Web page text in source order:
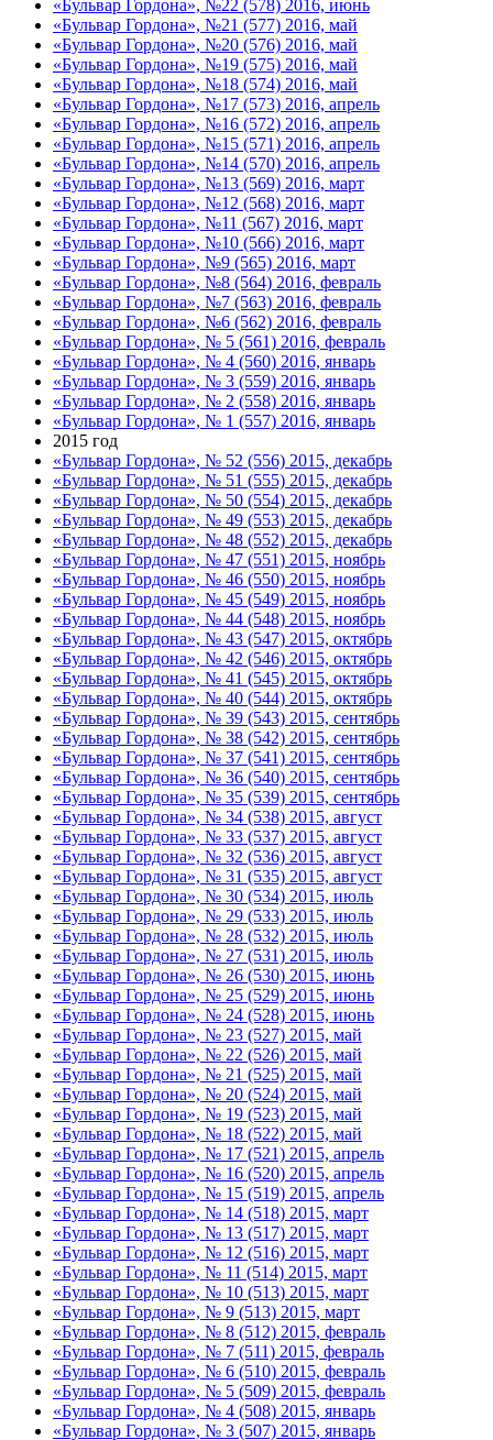
«Бульвар Гордона», №22 (578) 2016, июнь
«Бульвар Гордона», №21 (577) 2016, май
«Бульвар Гордона», №20 (576) 2016, май
«Бульвар Гордона», №19 (575) 2016, май
«Бульвар Гордона», №18 (574) 2016, май
«Бульвар Гордона», №17 (573) 2016, апрель
«Бульвар Гордона», №16 (572) 2016, апрель
«Бульвар Гордона», №15 (571) 2016, апрель
«Бульвар Гордона», №14 (570) 2016, апрель
«Бульвар Гордона», №13 (569) 2016, март
«Бульвар Гордона», №12 (568) 2016, март
«Бульвар Гордона», №11 (567) 2016, март
«Бульвар Гордона», №10 (566) 2016, март
«Бульвар Гордона», №9 (565) 2016, март
«Бульвар Гордона», №8 (564) 2016, февраль
«Бульвар Гордона», №7 (563) 2016, февраль
«Бульвар Гордона», №6 (562) 2016, февраль
«Бульвар Гордона», № 5 (561) 2016, февраль
«Бульвар Гордона», № 4 (560) 2016, январь
«Бульвар Гордона», № 3 (559) 2016, январь
«Бульвар Гордона», № 2 (558) 2016, январь
«Бульвар Гордона», № 1 (557) 2016, январь
2015 год
«Бульвар Гордона», № 52 (556) 2015, декабрь
«Бульвар Гордона», № 51 (555) 2015, декабрь
«Бульвар Гордона», № 50 (554) 2015, декабрь
«Бульвар Гордона», № 49 (553) 2015, декабрь
«Бульвар Гордона», № 48 (552) 2015, декабрь
«Бульвар Гордона», № 47 (551) 2015, ноябрь
«Бульвар Гордона», № 46 (550) 2015, ноябрь
«Бульвар Гордона», № 45 (549) 2015, ноябрь
«Бульвар Гордона», № 44 (548) 2015, ноябрь
«Бульвар Гордона», № 43 (547) 2015, октябрь
«Бульвар Гордона», № 42 (546) 2015, октябрь
«Бульвар Гордона», № 41 (545) 2015, октябрь
«Бульвар Гордона», № 40 (544) 2015, октябрь
«Бульвар Гордона», № 39 (543) 2015, сентябрь
«Бульвар Гордона», № 38 (542) 2015, сентябрь
«Бульвар Гордона», № 37 (541) 2015, сентябрь
«Бульвар Гордона», № 36 (540) 2015, сентябрь
«Бульвар Гордона», № 35 (539) 2015, сентябрь
«Бульвар Гордона», № 34 (538) 2015, август
«Бульвар Гордона», № 33 (537) 2015, август
«Бульвар Гордона», № 32 (536) 2015, август
«Бульвар Гордона», № 31 (535) 2015, август
«Бульвар Гордона», № 30 (534) 2015, июль
«Бульвар Гордона», № 29 (533) 2015, июль
«Бульвар Гордона», № 28 (532) 2015, июль
«Бульвар Гордона», № 27 (531) 2015, июль
«Бульвар Гордона», № 26 (530) 2015, июнь
«Бульвар Гордона», № 25 (529) 2015, июнь
«Бульвар Гордона», № 24 (528) 2015, июнь
«Бульвар Гордона», № 23 (527) 2015, май
«Бульвар Гордона», № 22 (526) 2015, май
«Бульвар Гордона», № 21 (525) 2015, май
«Бульвар Гордона», № 20 (524) 2015, май
«Бульвар Гордона», № 19 (523) 2015, май
«Бульвар Гордона», № 18 (522) 2015, май
«Бульвар Гордона», № 17 (521) 2015, апрель
«Бульвар Гордона», № 16 (520) 2015, апрель
«Бульвар Гордона», № 15 (519) 2015, апрель
«Бульвар Гордона», № 14 (518) 2015, март
«Бульвар Гордона», № 13 (517) 2015, март
«Бульвар Гордона», № 12 (516) 2015, март
«Бульвар Гордона», № 11 (514) 2015, март
«Бульвар Гордона», № 10 (513) 2015, март
«Бульвар Гордона», № 9 (513) 2015, март
«Бульвар Гордона», № 8 (512) 2015, февраль
«Бульвар Гордона», № 7 (511) 2015, февраль
«Бульвар Гордона», № 6 (510) 2015, февраль
«Бульвар Гордона», № 5 (509) 2015, февраль
«Бульвар Гордона», № 4 (508) 2015, январь
«Бульвар Гордона», № 3 (507) 2015, январь